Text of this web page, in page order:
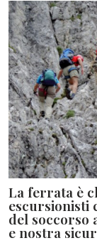
La ferrata è
escursionisti
del soccorso
e nostra